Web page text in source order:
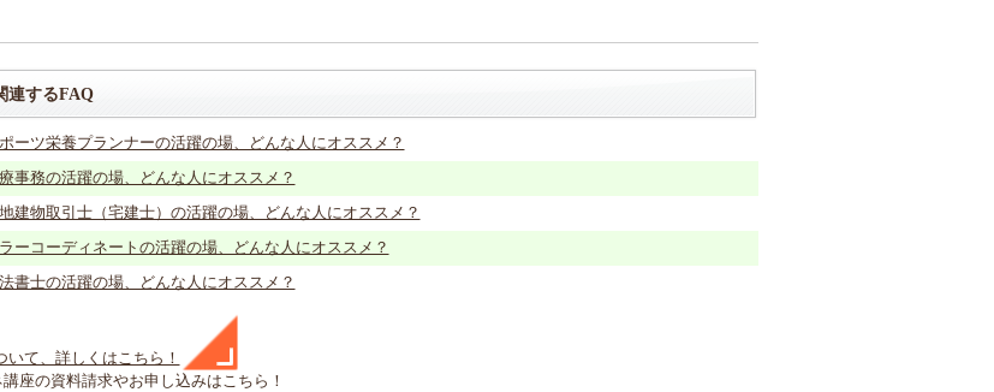
連するFAQ
ーツ栄養プランナーの活躍の場、どんな人にオススメ？
事務の活躍の場、どんな人にオススメ？
建物取引士（宅建士）の活躍の場、どんな人にオススメ？
ーコーディネートの活躍の場、どんな人にオススメ？
書士の活躍の場、どんな人にオススメ？
いて、詳しくはこちら！
講座の資料請求やお申し込みはこちら！